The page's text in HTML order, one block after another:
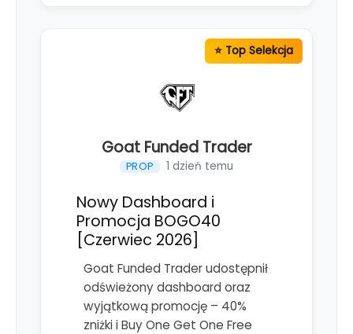
Goat Funded Trader
PROP 1 dzień temu
Nowy Dashboard i
Promocja BOGO40
[Czerwiec 2026]
Goat Funded Trader udostępnił
odświeżony dashboard oraz
wyjątkową promocję – 40%
zniżki i Buy One Get One Free